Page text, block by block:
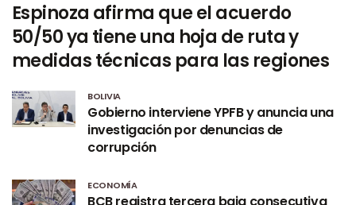
Espinoza afirma que el acuerdo
50/50 ya tiene una hoja de ruta y
medidas técnicas para las regiones
BOLIVIA
Gobierno interviene YPFB y anuncia una
investigación por denuncias de
corrupción
ECONOMÍA